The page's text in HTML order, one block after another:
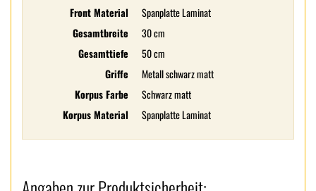
Front Material
Spanplatte Laminat
Gesamtbreite
30 cm
Gesamttiefe
50 cm
Griffe
Metall schwarz matt
Korpus Farbe
Schwarz matt
Korpus Material
Spanplatte Laminat